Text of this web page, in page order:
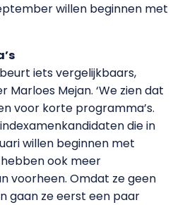
willen beginnen met
iets vergelijkbaars,
Mejan. ‘We zien dat
voor korte programma’s.
die in
willen beginnen met
ook meer
voorheen. Omdat ze geen
gaan ze eerst een paar